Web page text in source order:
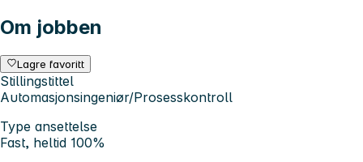
Om jobben
Lagre favoritt
Stillingstittel
Automasjonsingeniør/Prosesskontroll
Type ansettelse
Fast, heltid 100%